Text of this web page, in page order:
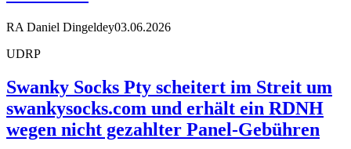
RA Daniel Dingeldey03.06.2026
UDRP
Swanky Socks Pty scheitert im Streit um
swankysocks.com und erhält ein RDNH
wegen nicht gezahlter Panel-Gebühren